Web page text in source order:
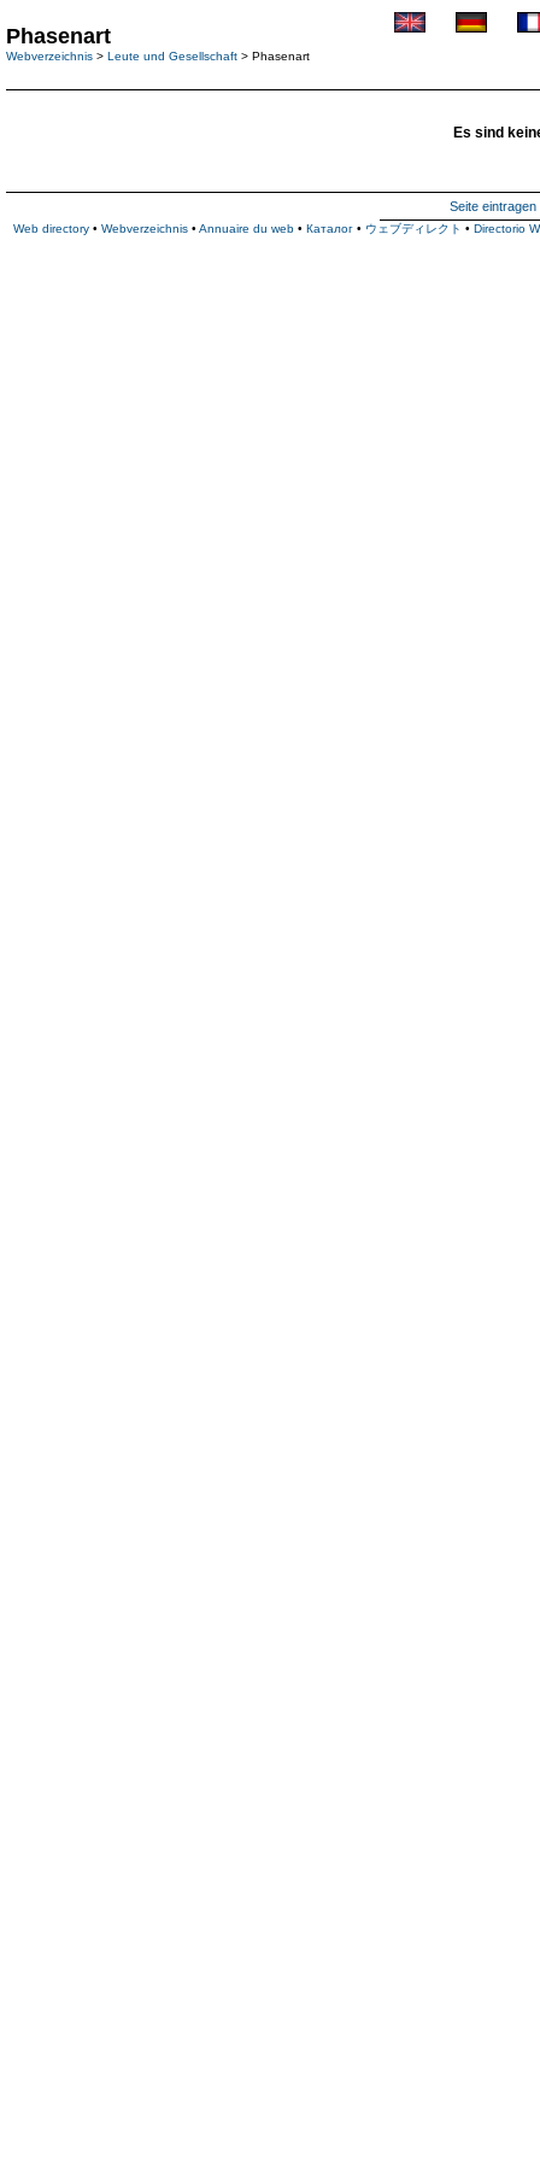
Phasenart
Webverzeichnis > Leute und Gesellschaft > Phasenart
Es sind
Seite eintragen
Web directory • Webverzeichnis • Annuaire du web • Каталог • ウェブディレクト • Directorio